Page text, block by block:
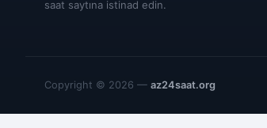
saat saytına istinad edin.
Copyright © 2026 — az24saat.org